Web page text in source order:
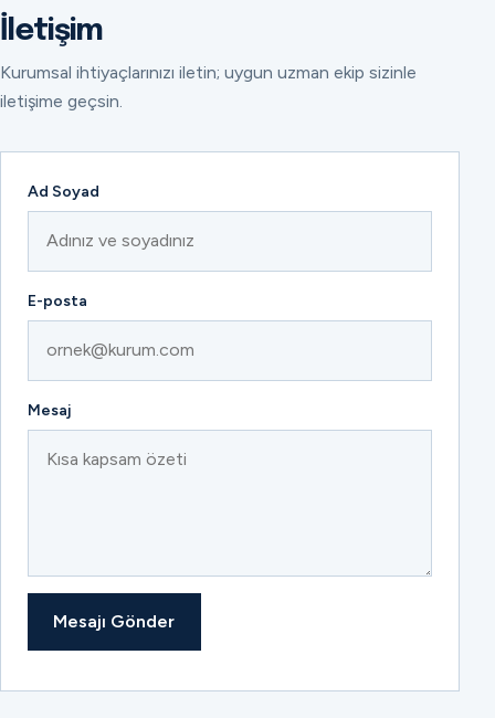
İletişim
Kurumsal ihtiyaçlarınızı iletin; uygun uzman ekip sizinle
iletişime geçsin.
Ad Soyad
E-posta
Mesaj
Mesajı Gönder